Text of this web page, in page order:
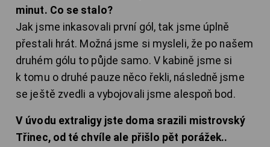
minut. Co se stalo?
Jak jsme inkasovali první gól, tak jsme úplně
přestali hrát. Možná jsme si mysleli, že po našem
druhém gólu to půjde samo. V kabině jsme si
k tomu o druhé pauze něco řekli, následně jsme
se ještě zvedli a vybojovali jsme alespoň bod.
V úvodu extraligy jste doma srazili mistrovský
Třinec, od té chvíle ale přišlo pět porážek..